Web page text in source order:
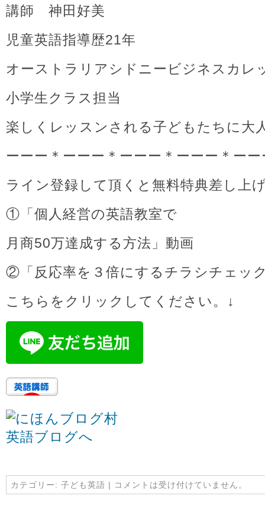
講師 神田好美
児童英語指導歴21年
オーストラリアシドニービジネスカレ
小学生クラス担当
楽しくレッスンされる子どもたちに大
ーーー＊ーーー＊ーーー＊ーーー＊ーー
ライン登録して頂くと無料特典差し上
①「個人経営の英語教室で
月商50万達成する方法」動画
②「反応率を３倍にするチラシチェッ
こちらをクリックしてください。↓
カテゴリー: 子ども英語 | コメントは受け付けていません。